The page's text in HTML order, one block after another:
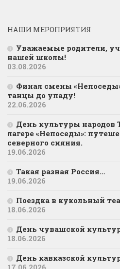
НАШИ МЕРОПРИЯТИЯ
Уважаемые родители,
нашей школы!
03.08.2026
Финал смены
танцы до упаду!
22.06.2026
День культуры народов
лагере «Непоседы»:
северного сияния.
19.06.2026
Такая разная Россия…
19.06.2026
Поездка в кукольный
18.06.2026
День чувашской
18.06.2026
День кавказской